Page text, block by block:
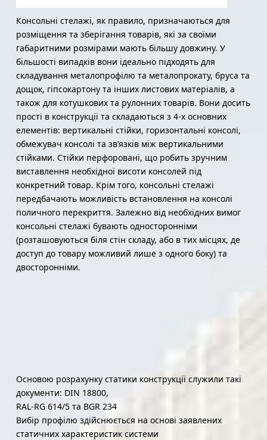
Консольні стелажі, як правило, призначаються для
розміщення та зберігання товарів, які за своїми
габаритними розмірами мають більшу довжину. У
більшості випадків вони ідеально підходять для
складування металопрофілю та металопрокату, бруса та
дощок, гіпсокартону та інших листових матеріалів, а
також для котушкових та рулонних товарів. Вони досить
прості в конструкції та складаються з 4-х основних
елементів: вертикальні стійки, горизонтальні консолі,
обмежувач консолі та зв’язків між вертикальними
стійками. Стійки перфоровані, що робить зручним
виставлення необхідної висоти консолей під
конкретний товар. Крім того, консольні стелажі
передбачають можливість встановлення на консолі
поличного перекриття. Залежно від необхідних вимог
консольні стелажі бувають односторонніми
(розташовуються біля стін складу, або в тих місцях, де
доступ до товару можливий лише з одного боку) та
двосторонніми.
Основою розрахунку статики конструкції служили такі
документи: DIN 18800,
RAL-RG 614/5 та BGR 234
Вибір профілю здійснюється на основі заявлених
статичних характеристик системи